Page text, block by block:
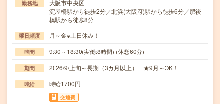
勤務地
大阪市中央区
淀屋橋駅から徒歩2分／北浜(大阪府)駅から徒歩6分／肥後
橋駅から徒歩8分
曜日頻度 月～金※土日休み！
時間 9:30～18:30(実働:8時間) (休憩60分)
期間 2026/9/上旬～長期（3カ月以上） ★9月～OK！
時給 時給1700円
交通費